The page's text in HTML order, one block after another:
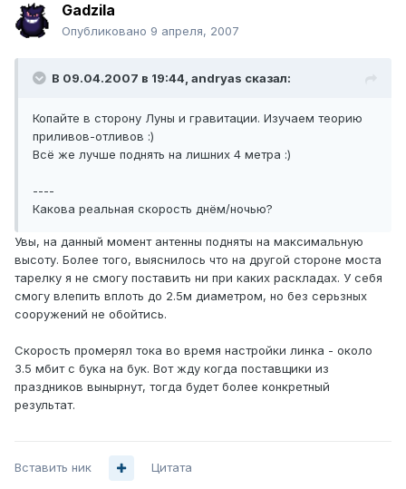
Gadzila
Опубликовано 9 апреля, 2007
В 09.04.2007 в 19:44, andryas сказал:
Копайте в сторону Луны и гравитации. Изучаем теорию
приливов-отливов :)
Всё же лучше поднять на лишних 4 метра :)
----
Какова реальная скорость днём/ночью?
Увы, на данный момент антенны подняты на максимальную
высоту. Более того, выяснилось что на другой стороне моста
тарелку я не смогу поставить ни при каких раскладах. У себя
смогу влепить вплоть до 2.5м диаметром, но без серьзных
сооружений не обойтись.
Скорость промерял тока во время настройки линка - около
3.5 мбит с бука на бук. Вот жду когда поставщики из
праздников вынырнут, тогда будет более конкретный
результат.
Вставить ник Цитата